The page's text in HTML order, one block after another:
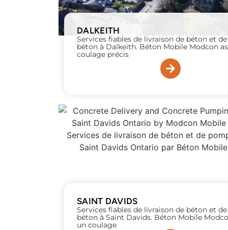
DALKEITH
Services fiables de livraison de béton et
béton à Dalkeith. Béton Mobile Modcon
coulage précis
SAINT DAVIDS
Services fiables de livraison de béton et
béton à Saint Davids. Béton Mobile
un coulage